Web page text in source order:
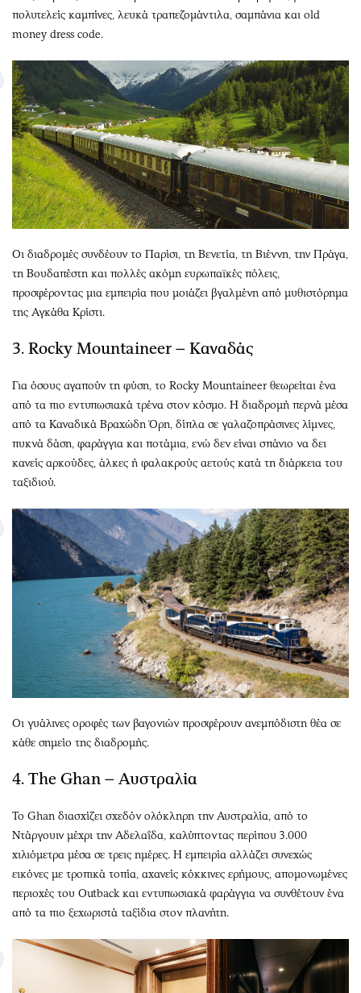
πολυτελείς καμπίνες, λευκά τραπεζομάντιλα, σαμπάνια και old
money dress code.
Οι διαδρομές συνδέουν το Παρίσι, τη Βενετία, τη Βιέννη, την Πράγα,
τη Βουδαπέστη και πολλές ακόμη ευρωπαϊκές πόλεις,
προσφέροντας μια εμπειρία που μοιάζει βγαλμένη από μυθιστόρημα
της Αγκάθα Κρίστι.
3. Rocky Mountaineer – Καναδάς
Για όσους αγαπούν τη φύση, το Rocky Mountaineer θεωρείται ένα
από τα πιο εντυπωσιακά τρένα στον κόσμο. Η διαδρομή περνά μέσα
από τα Καναδικά Βραχώδη Όρη, δίπλα σε γαλαζοπράσινες λίμνες,
πυκνά δάση, φαράγγια και ποτάμια, ενώ δεν είναι σπάνιο να δει
κανείς αρκούδες, άλκες ή φαλακρούς αετούς κατά τη διάρκεια του
ταξιδιού.
Οι γυάλινες οροφές των βαγονιών προσφέρουν ανεμπόδιστη θέα σε
κάθε σημείο της διαδρομής.
4. The Ghan – Αυστραλία
Το Ghan διασχίζει σχεδόν ολόκληρη την Αυστραλία, από το
Ντάργουιν μέχρι την Αδελαΐδα, καλύπτοντας περίπου 3.000
χιλιόμετρα μέσα σε τρεις ημέρες. Η εμπειρία αλλάζει συνεχώς
εικόνες με τροπικά τοπία, αχανείς κόκκινες ερήμους, απομονωμένες
περιοχές του Outback και εντυπωσιακά φαράγγια να συνθέτουν ένα
από τα πιο ξεχωριστά ταξίδια στον πλανήτη.